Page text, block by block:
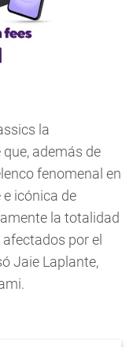
la
además de
fenomenal en
icónica de
la totalidad
por el
Jaie Laplante,